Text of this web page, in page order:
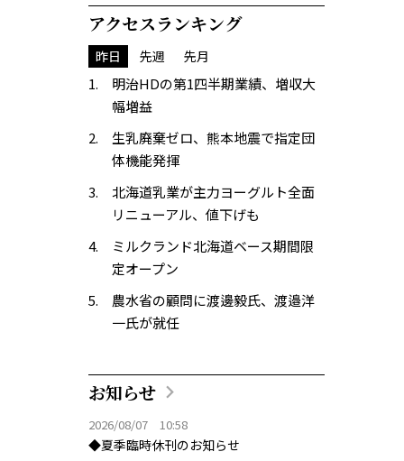
アクセスランキング
昨日 先週 先月
明治HDの第1四半期業績、増収大
幅増益
生乳廃棄ゼロ、熊本地震で指定団
体機能発揮
北海道乳業が主力ヨーグルト全面
リニューアル、値下げも
ミルクランド北海道ベース期間限
定オープン
農水省の顧問に渡邊毅氏、渡邉洋
一氏が就任
お知らせ
2026/08/07 10:58
◆夏季臨時休刊のお知らせ